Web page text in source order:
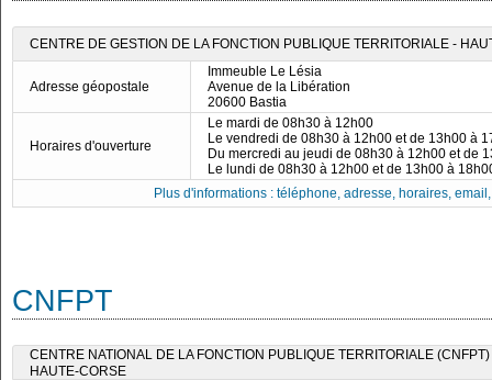
CENTRE DE GESTION DE LA FONCTION PUBLIQUE TERRITORIALE -
Adresse géopostale
Immeuble Le Lésia
Avenue de la Libération
20600 Bastia
Horaires d'ouverture
Le mardi de 08h30 à 12h00
Le vendredi de 08h30 à 12h00 et de 13h00 à
Du mercredi au jeudi de 08h30 à 12h00 et de
Le lundi de 08h30 à 12h00 et de 13h00 à
Plus d'informations : téléphone, adresse, horaires,
CNFPT
CENTRE NATIONAL DE LA FONCTION PUBLIQUE TERRITORIALE
HAUTE-CORSE